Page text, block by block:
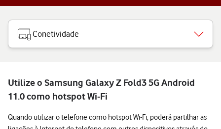
Conetividade
Utilize o Samsung Galaxy Z Fold3 5G Android
11.0 como hotspot Wi-Fi
Quando utilizar o telefone como hotspot Wi-Fi, poderá partilhar as